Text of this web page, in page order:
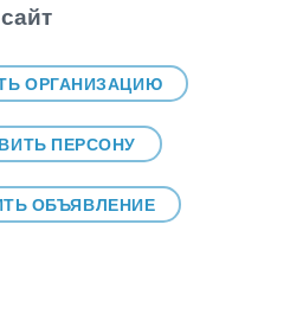
ОРГАНИЗАЦИЮ
ПЕРСОНУ
ОБЪЯВЛЕНИЕ